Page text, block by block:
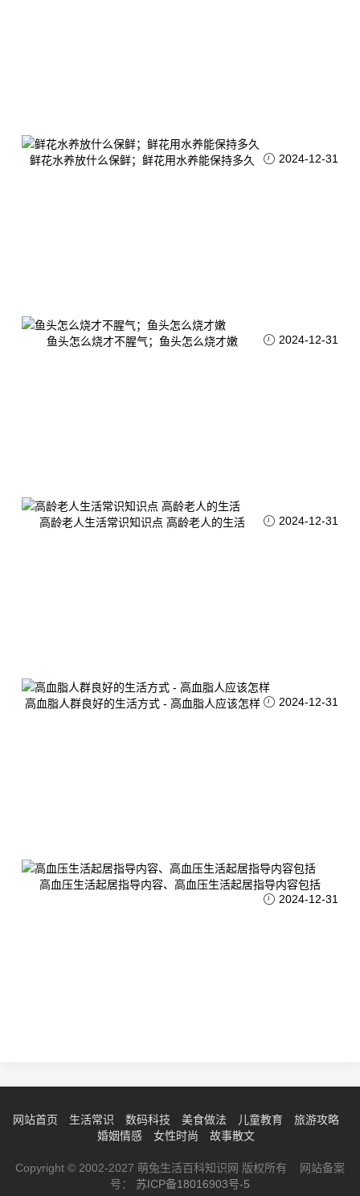
鲜花水养放什么保鲜；鲜花用水养能保持多久 2024-12-31
鱼头怎么烧才不腥气；鱼头怎么烧才嫩 2024-12-31
高龄老人生活常识知识点 高龄老人的生活 2024-12-31
高血脂人群良好的生活方式 - 高血脂人应该怎样 2024-12-31
高血压生活起居指导内容、高血压生活起居指导内容包括
2024-12-31
网站首页 生活常识 数码科技 美食做法 儿童教育
旅游攻略
婚姻情感
女性时尚 故事散文
Copyright © 2002-2027 萌兔生活百科知识网 版权所有 网站备案
号： 苏ICP备18016903号-5